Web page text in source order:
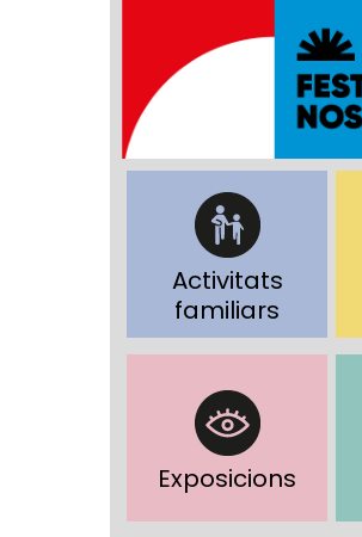
Activitats
familiars
Exposicions